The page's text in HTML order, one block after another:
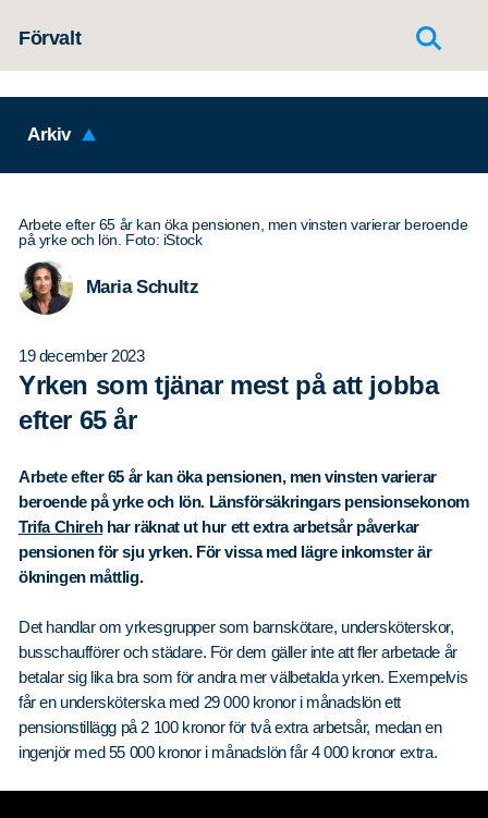
Förvalt
Arkiv
Arbete efter 65 år kan öka pensionen, men vinsten varierar beroende
på yrke och lön. Foto: iStock
Maria Schultz
19 december 2023
Yrken som tjänar mest på att jobba
efter 65 år
Arbete efter 65 år kan öka pensionen, men vinsten varierar
beroende på yrke och lön. Länsförsäkringars pensionsekonom
Trifa Chirehhar räknat ut hur ett extra arbetsår påverkar
pensionen för sju yrken. För vissa med lägre inkomster är
ökningen måttlig.
Det handlar om yrkesgrupper som barnskötare, undersköterskor,
busschaufförer och städare. För dem gäller inte att fler arbetade år
betalar sig lika bra som för andra mer välbetalda yrken. Exempelvis
får en undersköterska med 29 000 kronor i månadslön ett
pensionstillägg på 2 100 kronor för två extra arbetsår, medan en
ingenjör med 55 000 kronor i månadslön får 4 000 kronor extra.